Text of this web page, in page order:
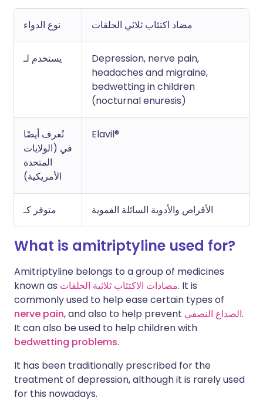
نوع الدواء مضاد اكتئاب ثلاثي الحلقات
يستخدم لـ
Depression, nerve pain,
headaches and migraine,
bedwetting in children
(nocturnal enuresis)
تُعرف أيضًا
في (الولايات
المتحدة
الأمريكية)
Elavil®
متوفر كـ الأقراص والأدوية السائلة الفموية
What is amitriptyline used for?
Amitriptyline belongs to a group of medicines
known as مضادات الاكتئاب ثلاثية الحلقات. It is
commonly used to help ease certain types of
nerve pain, and also to help prevent الصداع النصفي.
It can also be used to help children with
bedwetting problems.
It has been traditionally prescribed for the
treatment of depression, although it is rarely used
for this nowadays.